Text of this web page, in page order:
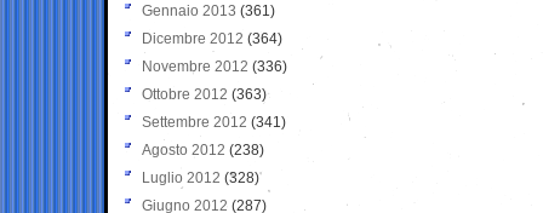
Gennaio 2013 (361)
Dicembre 2012 (364)
Novembre 2012 (336)
Ottobre 2012 (363)
Settembre 2012 (341)
Agosto 2012 (238)
Luglio 2012 (328)
Giugno 2012 (287)